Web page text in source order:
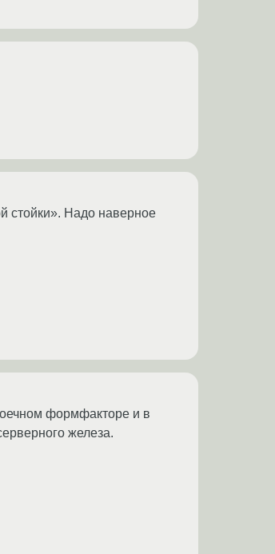
стойки». Надо наверное
формфакторе и в
железа.